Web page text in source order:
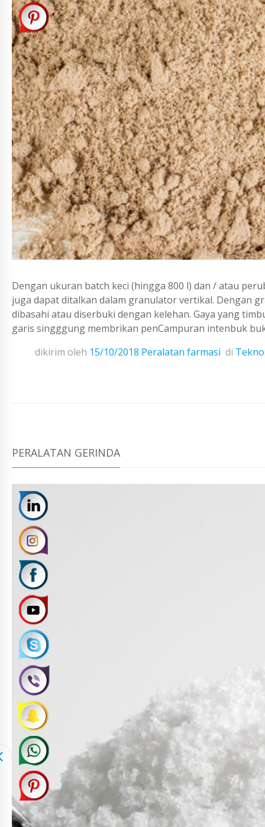
Dengan ukuran batch keci (hingga 800 l) dan / atau
juga dapat ditalkan dalam granulator vertikal. Dengan
dibasahi atau diserbuki dengan kelehan. Gaya yang
garis singggung membrikan penCampuran intenbuk
dikirim oleh 15/10/2018 Peralatan farmasi di
PERALATAN GERINDA